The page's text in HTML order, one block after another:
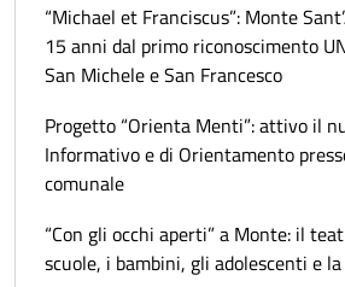
“Michael et Franciscus”: Monte
15 anni dal primo riconoscimento
San Michele e San Francesco
Progetto “Orienta Menti”: attivo il
Informativo e di Orientamento
comunale
“Con gli occhi aperti” a Monte: il
scuole, i bambini, gli adolescenti e